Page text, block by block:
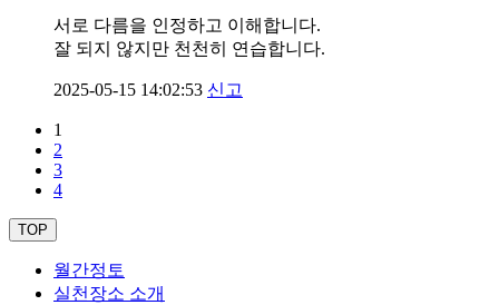
서로 다름을 인정하고 이해합니다.
잘 되지 않지만 천천히 연습합니다.
2025-05-15 14:02:53 신고
1
2
3
4
TOP
월간정토
실천장소 소개